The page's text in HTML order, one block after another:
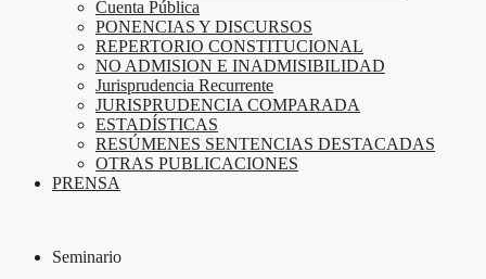
Cuenta Pública
PONENCIAS Y DISCURSOS
REPERTORIO CONSTITUCIONAL
NO ADMISION E INADMISIBILIDAD
Jurisprudencia Recurrente
JURISPRUDENCIA COMPARADA
ESTADÍSTICAS
RESÚMENES SENTENCIAS DESTACADAS
OTRAS PUBLICACIONES
PRENSA
Seminario